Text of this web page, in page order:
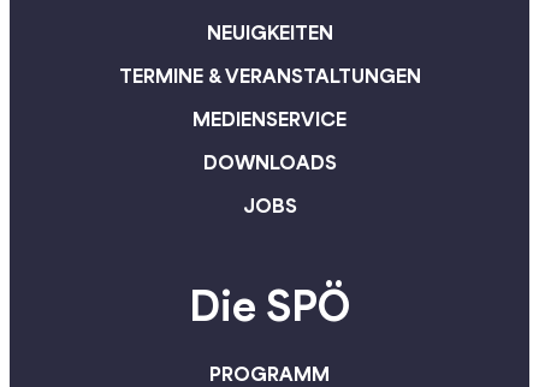
NEUIGKEITEN
TERMINE & VERANSTALTUNGEN
MEDIENSERVICE
DOWNLOADS
JOBS
Die SPÖ
PROGRAMM